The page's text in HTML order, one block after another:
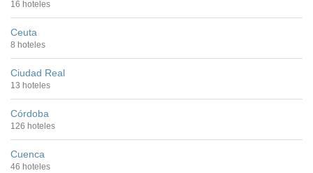
16 hoteles
Ceuta
8 hoteles
Ciudad Real
13 hoteles
Córdoba
126 hoteles
Cuenca
46 hoteles